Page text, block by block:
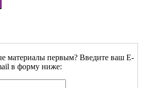
материалы первым? Введите ваш E-
в форму ниже: